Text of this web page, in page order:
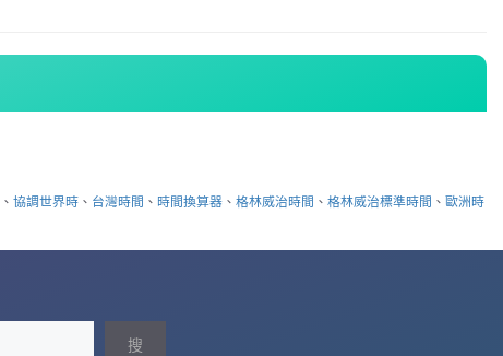
、協調世界時 、 台灣時間 、 時間換算器 、格林威治時間 、格林威治標準時間 、歐洲時
搜